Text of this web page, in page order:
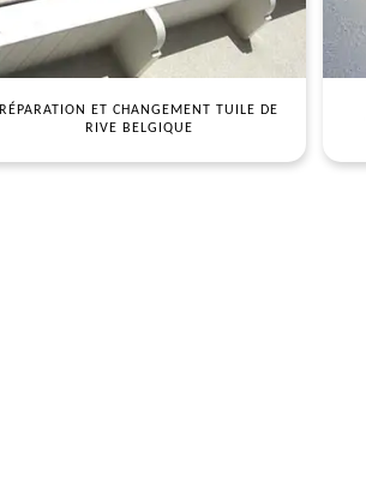
RÉPARATION ET CHANGEMENT TUILE DE
RIVE BELGIQUE